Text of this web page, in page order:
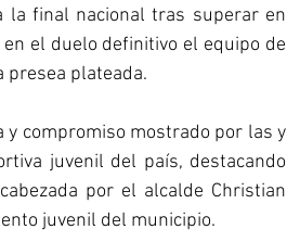
la final nacional tras superar en
el duelo definitivo el equipo de
presea plateada.
y compromiso mostrado por las y
juvenil del país, destacando
por el alcalde Christian
juvenil del municipio.